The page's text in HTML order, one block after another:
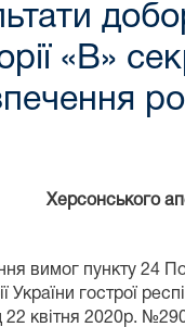
«В»
Херсонського
вимог пункту 24
України гострої
22 квітня 2020р.